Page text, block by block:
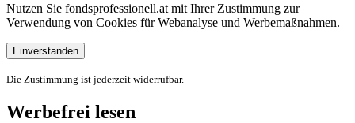
Nutzen Sie fondsprofessionell.at mit Ihrer Zustimmung zur
Verwendung von Cookies für Webanalyse und Werbemaßnahmen.
Einverstanden
Die Zustimmung ist jederzeit widerrufbar.
Werbefrei lesen